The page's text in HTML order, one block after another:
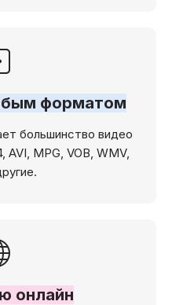
форматом
большинство видео
MPG, VOB, WMV,
онлайн